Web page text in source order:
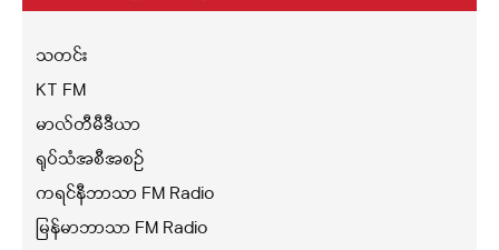
သတင်း
KT FM
မာလ်တီမီဒီယာ
ရုပ်သံအစီအစဉ်
ကရင်နီဘာသာ FM Radio
မြန်မာဘာသာ FM Radio